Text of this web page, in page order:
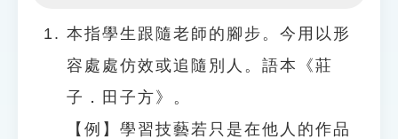
本指學生跟隨老師的腳步。今用以形
容處處仿效或追隨別人。語本《莊
子．田子方》。
【例】學習技藝若只是在他人的作品